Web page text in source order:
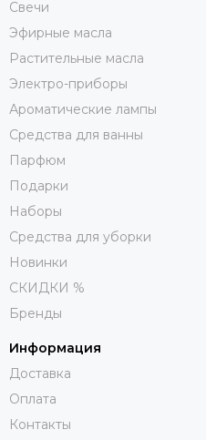
Свечи
Эфирные масла
Растительные масла
Электро-приборы
Ароматические лампы
Средства для ванны
Парфюм
Подарки
Наборы
Средства для уборки
Новинки
СКИДКИ %
Бренды
Информация
Доставка
Оплата
Контакты